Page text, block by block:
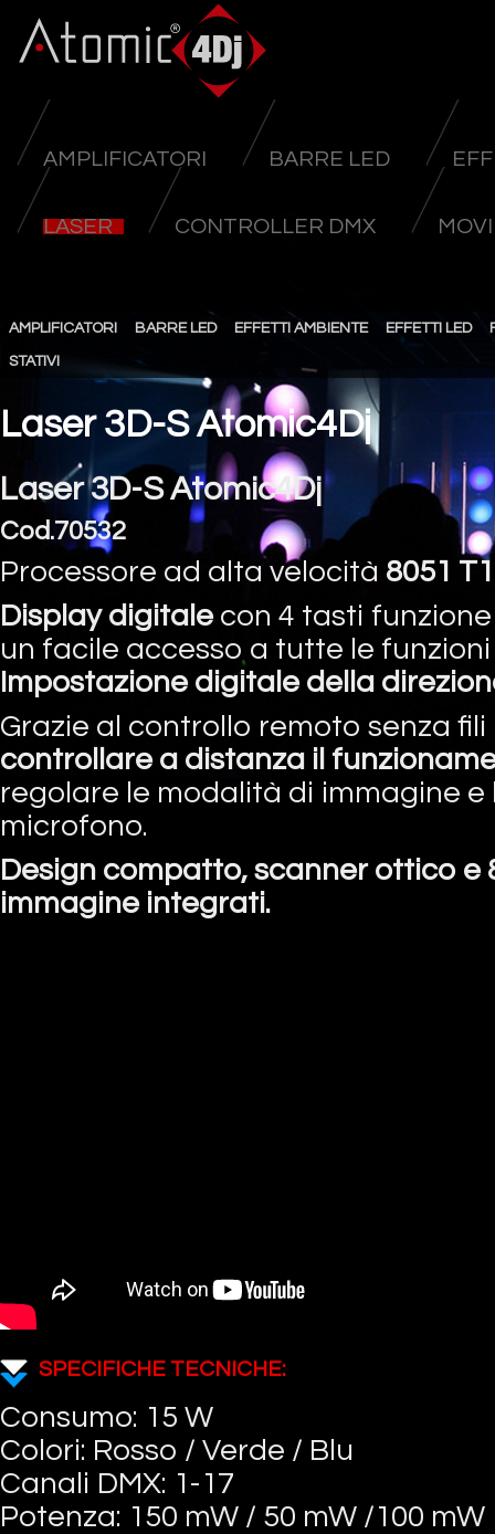
AMPLIFICATORI BARRE LED
LASER CONTROLLER DMX
AMPLIFICATORI BARRE LED EFFETTI AMBIENTE EFFETTI LED
STATIVI
Laser 3D-S Atomic4Dj
Laser 3D-S Atomic4Dj
Cod.70532
Processore ad alta velocità 8051 T1
Display digitalecon 4 tasti
un facile accesso a tutte le
Impostazione digitale della
Grazie al controllo remoto senza fili
controllare a distanza il
regolare le modalità di immagine e
microfono.
Design compatto, scanner ottico e
immagine integrati.
SPECIFICHE TECNICHE:
Consumo: 15 W
Colori: Rosso / Verde / Blu
Canali DMX: 1-17
Potenza: 150 mW / 50 mW /100 mW